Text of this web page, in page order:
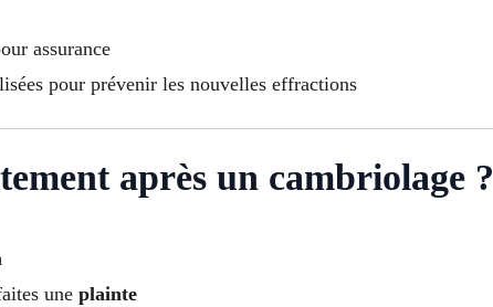
assurance
pour prévenir les nouvelles effractions
après un cambriolage ?
une plainte